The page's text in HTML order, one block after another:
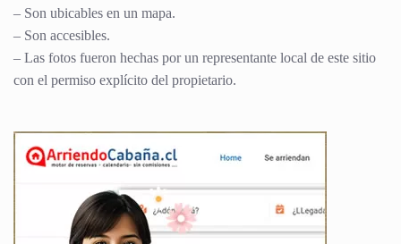
– Son ubicables en un mapa.
– Son accesibles.
– Las fotos fueron hechas por un representante local de este sitio
con el permiso explícito del propietario.